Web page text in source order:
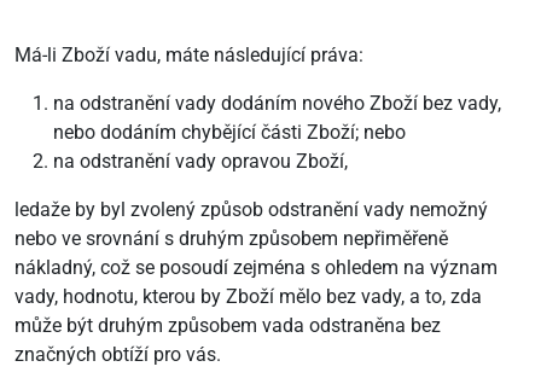
Má-li Zboží vadu, máte následující práva:
na odstranění vady dodáním nového Zboží bez vady,
nebo dodáním chybějící části Zboží; nebo
na odstranění vady opravou Zboží,
ledaže by byl zvolený způsob odstranění vady nemožný
nebo ve srovnání s druhým způsobem nepřiměřeně
nákladný, což se posoudí zejména s ohledem na význam
vady, hodnotu, kterou by Zboží mělo bez vady, a to, zda
může být druhým způsobem vada odstraněna bez
značných obtíží pro vás.